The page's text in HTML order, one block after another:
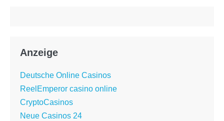
Anzeige
Deutsche Online Casinos
ReelEmperor casino online
CryptoCasinos
Neue Casinos 24